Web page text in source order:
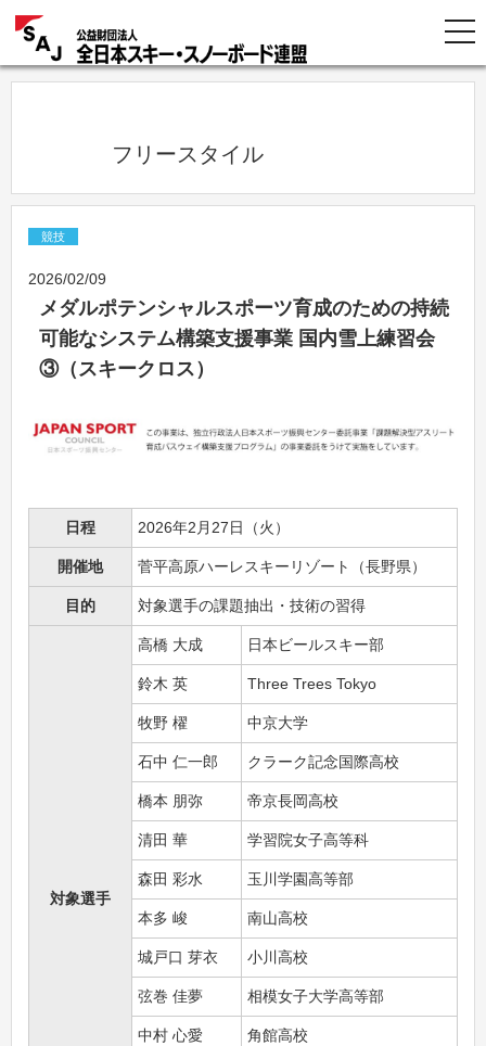
            フリースタイル
競技
2026/02/09
メダルポテンシャルスポーツ育成のための持続
可能なシステム構築支援事業 国内雪上練習会
③（スキークロス）
日程 2026年2月27日（火）
開催地 菅平高原ハーレスキーリゾート（長野県）
目的 対象選手の課題抽出・技術の習得
対象選手
高橋 大成 日本ビールスキー部
鈴木 英 Three Trees Tokyo
牧野 櫂 中京大学
石中 仁一郎 クラーク記念国際高校
橋本 朋弥 帝京長岡高校
清田 華 学習院女子高等科
森田 彩水 玉川学園高等部
本多 峻 南山高校
城戸口 芽衣 小川高校
弦巻 佳夢 相模女子大学高等部
中村 心愛 角館高校